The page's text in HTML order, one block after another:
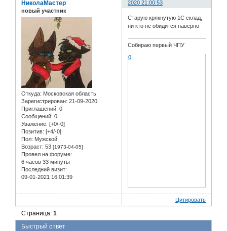
2020 21:00:53
НиколаМастер
новый участник
Откуда: Московская область
Зарегистрирован: 21-09-2020
Приглашений: 0
Сообщений: 0
Уважение: [+0/-0]
Позитив: [+4/-0]
Пол: Мужской
Возраст: 53 [1973-04-05]
Провел на форуме:
6 часов 33 минуты
Последний визит:
09-01-2021 16:01:39
Старую крякнутую 1С склад,
ни кто не обидится наверно
Собираю первый ЧПУ
0
Цитировать
Страница:1
Быстрый ответ